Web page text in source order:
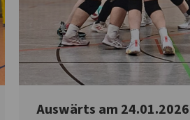
Auswärts am 24.01.2026